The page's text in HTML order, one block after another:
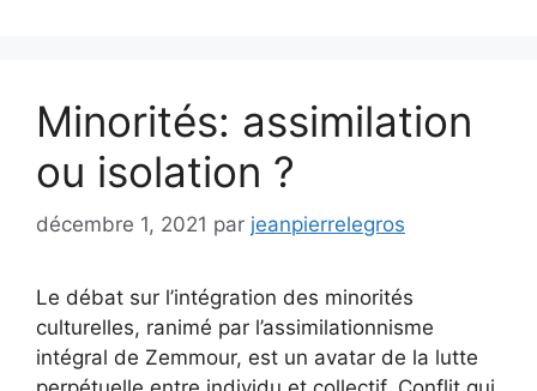
Minorités: assimilation
ou isolation ?
décembre 1, 2021 par jeanpierrelegros
Le débat sur l’intégration des minorités
culturelles, ranimé par l’assimilationnisme
intégral de Zemmour, est un avatar de la lutte